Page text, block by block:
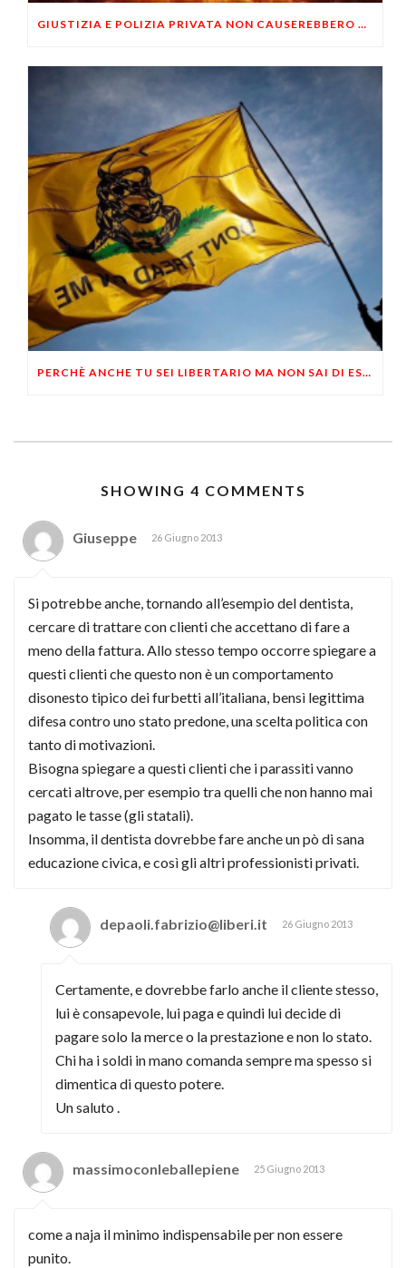
GIUSTIZIA E POLIZIA PRIVATA NON CAUSEREBBERO UNA GUERRA CIVILE?
PERCHÈ ANCHE TU SEI LIBERTARIO MA NON SAI DI ESSERLO
SHOWING 4 COMMENTS
Giuseppe 26 Giugno 2013
Si potrebbe anche, tornando all’esempio del dentista,
cercare di trattare con clienti che accettano di fare a
meno della fattura. Allo stesso tempo occorre spiegare a
questi clienti che questo non è un comportamento
disonesto tipico dei furbetti all’italiana, bensì legittima
difesa contro uno stato predone, una scelta politica con
tanto di motivazioni.
Bisogna spiegare a questi clienti che i parassiti vanno
cercati altrove, per esempio tra quelli che non hanno mai
pagato le tasse (gli statali).
Insomma, il dentista dovrebbe fare anche un pò di sana
educazione civica, e così gli altri professionisti privati.
depaoli.fabrizio@liberi.it 26 Giugno 2013
Certamente, e dovrebbe farlo anche il cliente stesso,
lui è consapevole, lui paga e quindi lui decide di
pagare solo la merce o la prestazione e non lo stato.
Chi ha i soldi in mano comanda sempre ma spesso si
dimentica di questo potere.
Un saluto .
massimoconleballepiene 25 Giugno 2013
come a naja il minimo indispensabile per non essere
punito.